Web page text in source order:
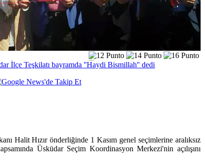
İlçe Teşkilatı bayramda ''Haydi Bismillah'' dedi
Halit Hızır önderliğinde 1 Kasım genel seçimlerine aralıksız
Üsküdar Seçim Koordinasyon Merkezi'nin açılışını